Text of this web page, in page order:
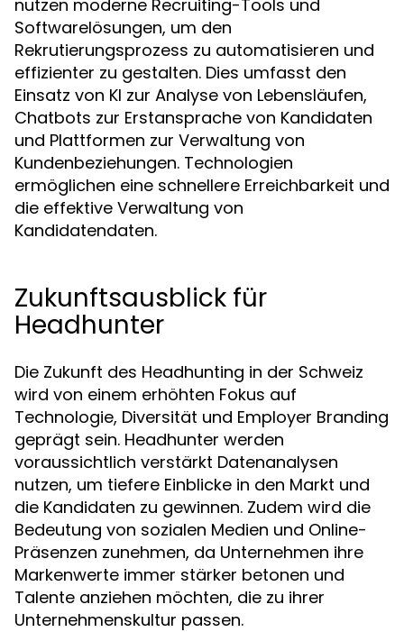
nutzen moderne Recruiting-Tools und
Softwarelösungen, um den
Rekrutierungsprozess zu automatisieren und
effizienter zu gestalten. Dies umfasst den
Einsatz von KI zur Analyse von Lebensläufen,
Chatbots zur Erstansprache von Kandidaten
und Plattformen zur Verwaltung von
Kundenbeziehungen. Technologien
ermöglichen eine schnellere Erreichbarkeit und
die effektive Verwaltung von
Kandidatendaten.
Zukunftsausblick für
Headhunter
Die Zukunft des Headhunting in der Schweiz
wird von einem erhöhten Fokus auf
Technologie, Diversität und Employer Branding
geprägt sein. Headhunter werden
voraussichtlich verstärkt Datenanalysen
nutzen, um tiefere Einblicke in den Markt und
die Kandidaten zu gewinnen. Zudem wird die
Bedeutung von sozialen Medien und Online-
Präsenzen zunehmen, da Unternehmen ihre
Markenwerte immer stärker betonen und
Talente anziehen möchten, die zu ihrer
Unternehmenskultur passen.